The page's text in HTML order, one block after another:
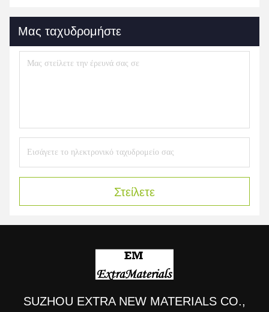
Μας ταχυδρομήστε
Στείλετε
SUZHOU EXTRA NEW MATERIALS CO.,